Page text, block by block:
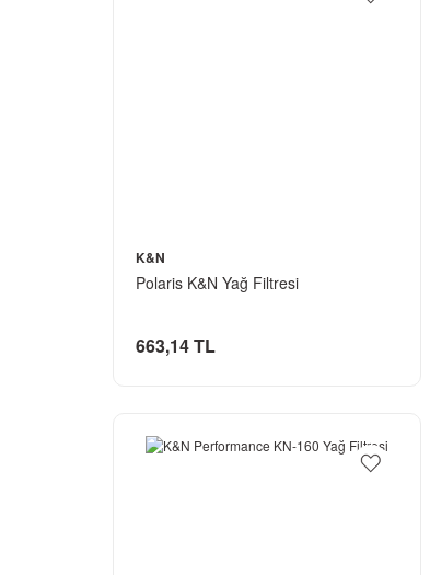
K&N
Polaris K&N Yağ Filtresi
663,14 TL